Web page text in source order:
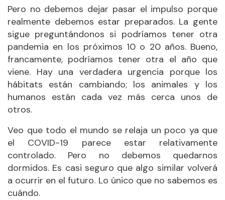
Pero no debemos dejar pasar el impulso porque
realmente debemos estar preparados. La gente
sigue preguntándonos si podríamos tener otra
pandemia en los próximos 10 o 20 años. Bueno,
francamente, podríamos tener otra el año que
viene. Hay una verdadera urgencia porque los
hábitats están cambiando; los animales y los
humanos están cada vez más cerca unos de
otros.
Veo que todo el mundo se relaja un poco ya que
el COVID-19 parece estar relativamente
controlado. Pero no debemos quedarnos
dormidos. Es casi seguro que algo similar volverá
a ocurrir en el futuro. Lo único que no sabemos es
cuándo.